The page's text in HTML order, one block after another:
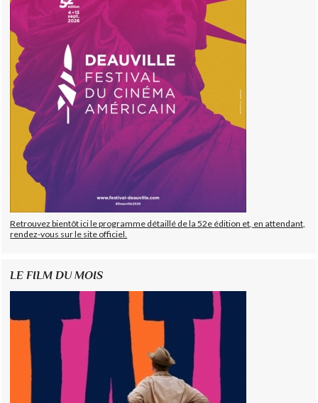
Retrouvez bientôt ici le programme détaillé de la 52e édition et, en attendant,
rendez-vous sur le site officiel.
LE FILM DU MOIS